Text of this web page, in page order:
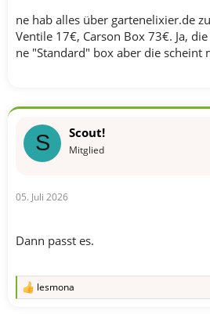
ne hab alles über gartenelixier.de
Ventile 17€, Carson Box 73€. Ja,
ne "Standard" box aber die scheint
S Scout!
Mitglied
05. Juli 2026
Dann passt es.
R
lesmona